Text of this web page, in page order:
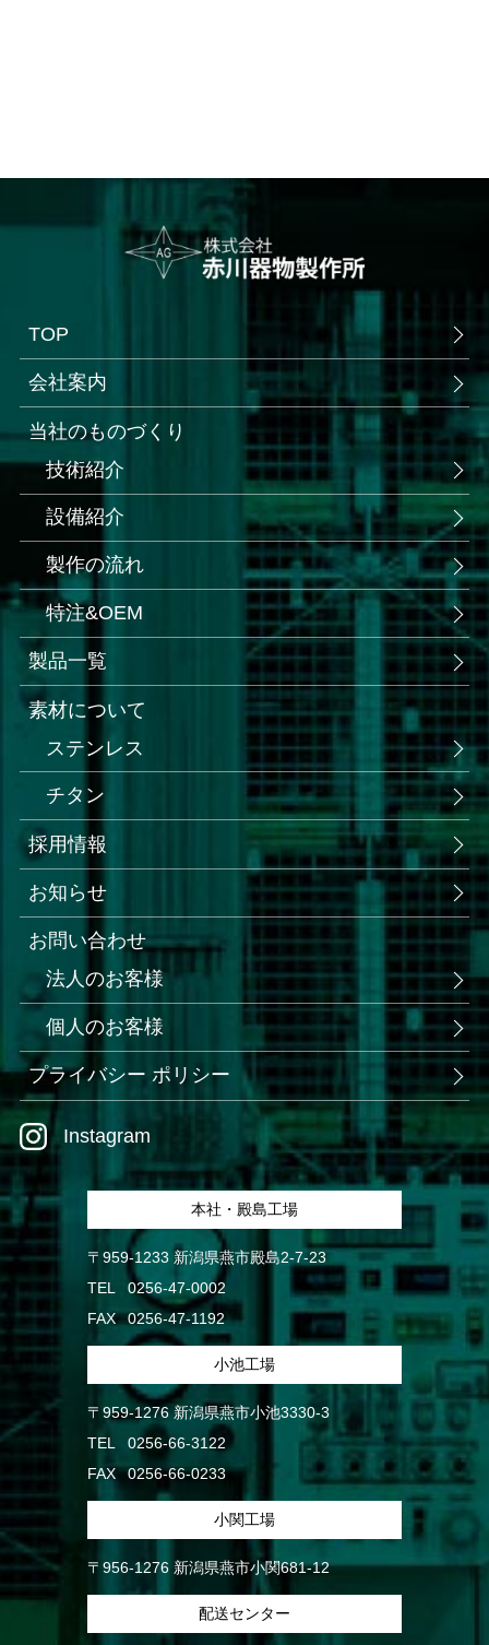
TOP
会社案内
当社のものづくり
技術紹介
設備紹介
製作の流れ
特注&OEM
Instagram
製品一覧
素材について
ステンレス
チタン
採用情報
お知らせ
お問い合わせ
法人のお客様
個人のお客様
プライバシー ポリシー
本社・殿島工場
〒959-1233 新潟県燕市殿島2-7-23
TEL
0256-47-0002
FAX
0256-47-1192
小池工場
〒959-1276 新潟県燕市小池3330-3
TEL
0256-66-3122
FAX
0256-66-0233
小関工場
〒956-1276 新潟県燕市小関681-12
配送センター